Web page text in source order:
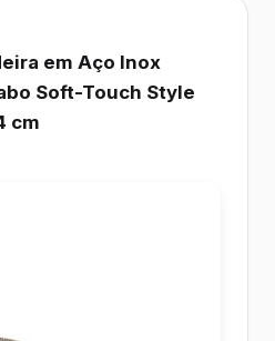
em Aço Inox
Soft-Touch Style
cm